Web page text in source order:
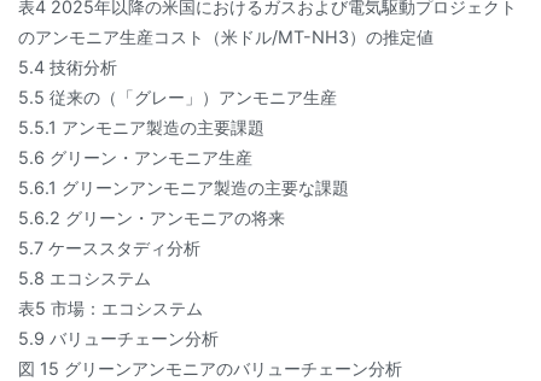
表4 2025年以降の米国におけるガスおよび電気駆動プロジェクト
のアンモニア生産コスト（米ドル/MT-NH3）の推定値
5.4 技術分析
5.5 従来の（「グレー」）アンモニア生産
5.5.1 アンモニア製造の主要課題
5.6 グリーン・アンモニア生産
5.6.1 グリーンアンモニア製造の主要な課題
5.6.2 グリーン・アンモニアの将来
5.7 ケーススタディ分析
5.8 エコシステム
表5 市場：エコシステム
5.9 バリューチェーン分析
図 15 グリーンアンモニアのバリューチェーン分析